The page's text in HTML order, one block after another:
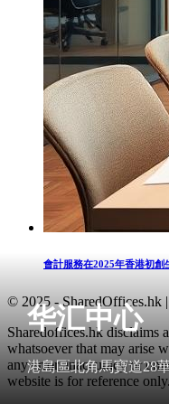
华汇中心
港島區北角馬寶道28
會計服務在2025年香港初創
© 2025 - SharedOffices.hk
Sharedoffices.hk disclaims
whatsoever that may arise
any error, inaccuracy or
website is for reference only.